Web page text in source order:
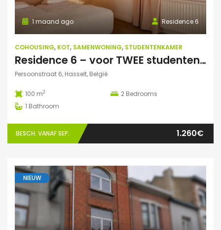
Residence 6
1 maand ago
COHOUSING, KOT, SAMENWONING, STUDENTENKAMER
Residence 6 – voor TWEE studenten: Exclusieve studentenduplex
Persoonstraat 6, Hasselt, België
100 m2 2 Bedrooms
1 Bathroom
BESCH. VANAF SEP. 1.260€
NIEUW